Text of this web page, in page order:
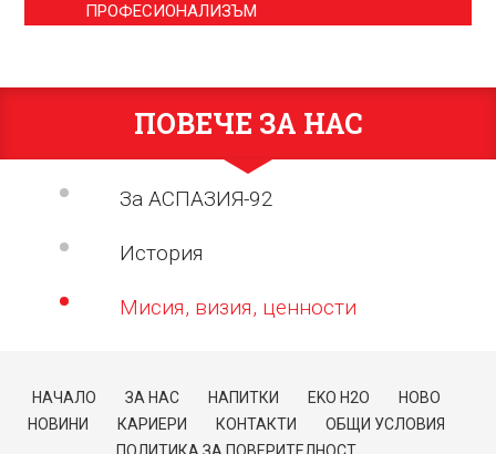
ПРОФЕСИОНАЛИЗЪМ
ПОВЕЧЕ ЗА НАС
За АСПАЗИЯ-92
История
Мисия, визия, ценности
НАЧАЛО ЗА НАС НАПИТКИ EKO H2O
НОВО
НОВИНИ
КАРИЕРИ КОНТАКТИ
ОБЩИ УСЛОВИЯ